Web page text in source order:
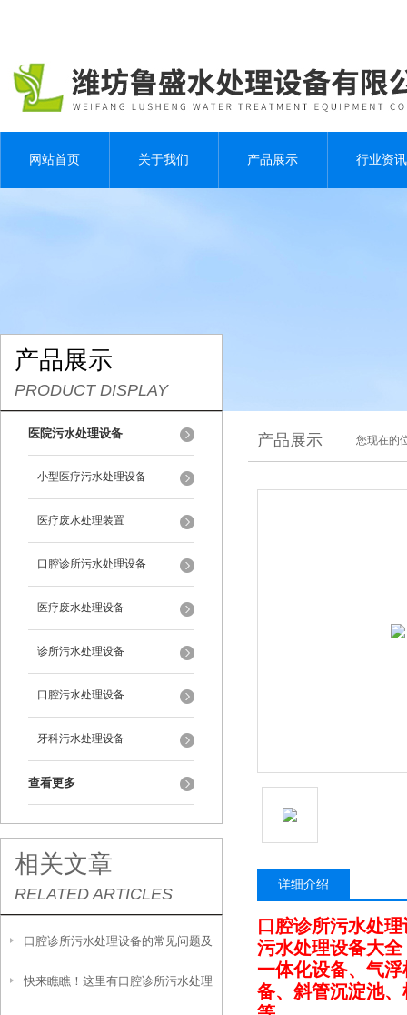
网站首页 关于我们 产品展示 行业资讯
产品展示
PRODUCT DISPLAY
医院污水处理设备
小型医疗污水处理设备
医疗废水处理装置
口腔诊所污水处理设备
医疗废水处理设备
诊所污水处理设备
口腔污水处理设备
牙科污水处理设备
查看更多
相关文章
RELATED ARTICLES
口腔诊所污水处理设备的常见问题及
其解决方法
快来瞧瞧！这里有口腔诊所污水处理
产品展示 您现在的
详细介绍
口腔诊所污水处理
污水处理设备大
一体化设备、气
备、斜管沉淀池